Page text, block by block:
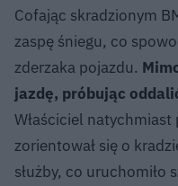
Cofając skradzionym
zaspę śniegu, co
zderzaka pojazdu.
jazdę, próbując
Właściciel
zorientował się o
służby, co uruchomiło